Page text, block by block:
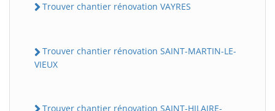
Trouver chantier rénovation VAYRES
Trouver chantier rénovation SAINT-MARTIN-LE-
VIEUX
Trouver chantier rénovation SAINT-HILAIRE-